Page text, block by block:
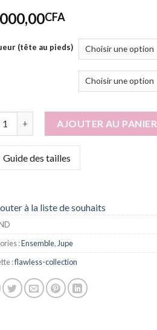
CFA
(tête au pieds)
AJOUTER AU PANIER
Guide des tailles
à la liste de souhaits
:Ensemble, Jupe
:flawless-collection